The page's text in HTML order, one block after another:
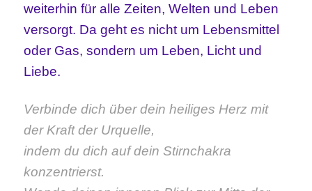
weiterhin für alle Zeiten, Welten und Leben
versorgt. Da geht es nicht um Lebensmittel
oder Gas, sondern um Leben, Licht und
Liebe.
Verbinde dich über dein heiliges Herz mit
der Kraft der Urquelle,
indem du dich auf dein Stirnchakra
konzentrierst.